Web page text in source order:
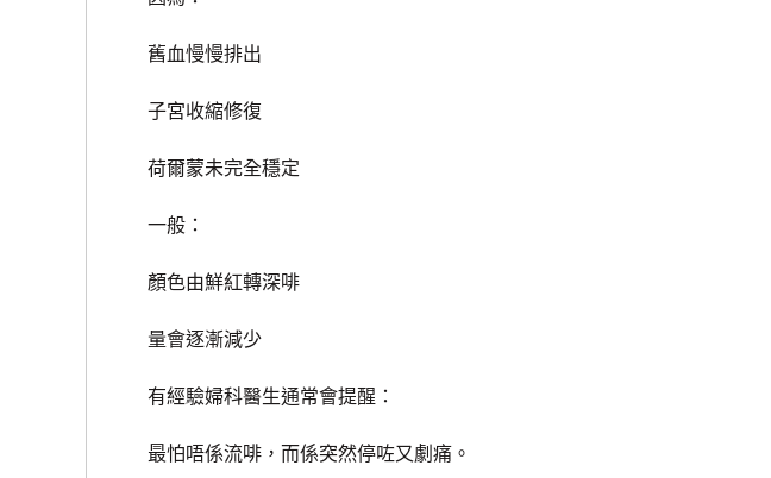
舊血慢慢排出
子宮收縮修復
荷爾蒙未完全穩定
一般：
顏色由鮮紅轉深啡
量會逐漸減少
有經驗婦科醫生通常會提醒：
最怕唔係流啡，而係突然停咗又劇痛。